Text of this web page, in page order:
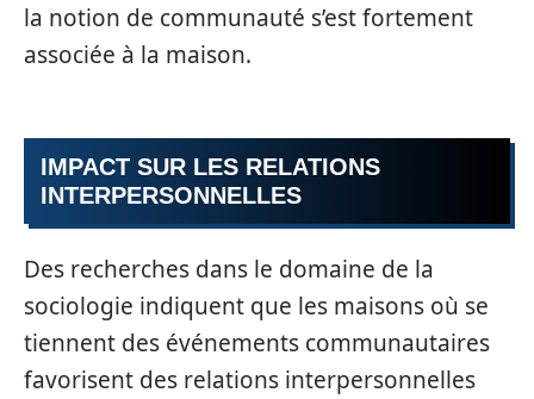
la notion de communauté s’est fortement
associée à la maison.
IMPACT SUR LES RELATIONS
INTERPERSONNELLES
Des recherches dans le domaine de la
sociologie indiquent que les maisons où se
tiennent des événements communautaires
favorisent des relations interpersonnelles